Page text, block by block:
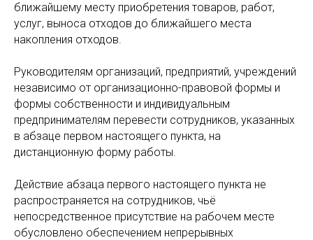
ближайшему месту приобретения товаров, работ,
услуг, выноса отходов до ближайшего места
накопления отходов.
Руководителям организаций, предприятий, учреждений
независимо от организационно-правовой формы и
формы собственности и индивидуальным
предпринимателям перевести сотрудников, указанных
в абзаце первом настоящего пункта, на
дистанционную форму работы.
Действие абзаца первого настоящего пункта не
распространяется на сотрудников, чьё
непосредственное присутствие на рабочем месте
обусловлено обеспечением непрерывных